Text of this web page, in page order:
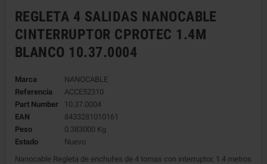
REGLETA 4 SALIDAS NANOCABLE
CINTERRUPTOR CPROTEC 1.4M
BLANCO 10.37.0004
Marca
NANOCABLE
Referencia
ACCE52310
Part Number
10.37.0004
EAN
8433281010161
Peso
0.383000 Kg
Estado
Nuevo
Nanocable Regleta de enchufes de 4 tomas con interruptor, 1.4 metros